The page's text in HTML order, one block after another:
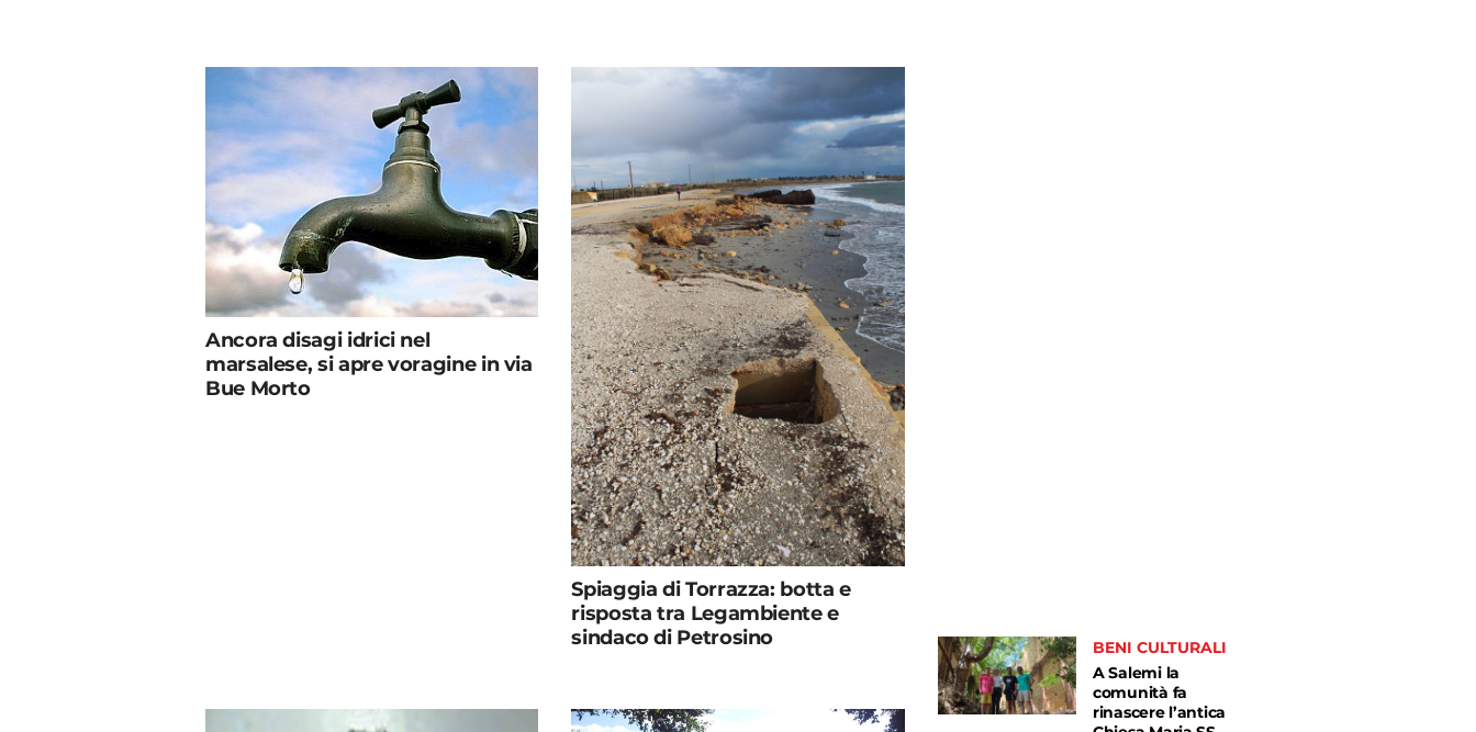
Ancora disagi idrici nel
marsalese, si apre voragine in via
Bue Morto
Spiaggia di Torrazza: botta e
risposta tra Legambiente e
sindaco di Petrosino
BENI CULTURALI
A Salemi la
comunità fa
rinascere l’antica